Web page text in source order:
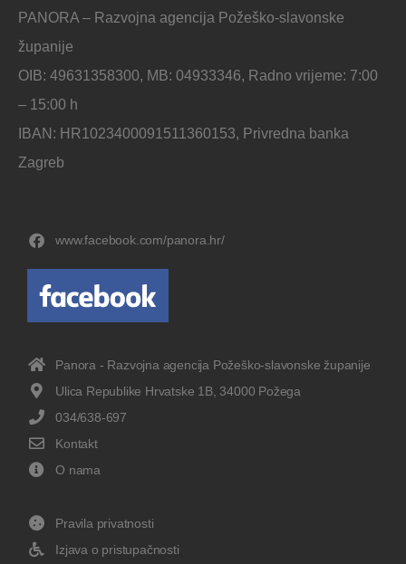
PANORA – Razvojna agencija Požeško-slavonske
županije
OIB: 49631358300, MB: 04933346, Radno vrijeme: 7:00
– 15:00 h
IBAN: HR1023400091511360153, Privredna banka
Zagreb
www.facebook.com/panora.hr/
Panora - Razvojna agencija Požeško-slavonske županije
Ulica Republike Hrvatske 1B, 34000 Požega
034/638-697
Kontakt
O nama
Pravila privatnosti
Izjava o pristupačnosti